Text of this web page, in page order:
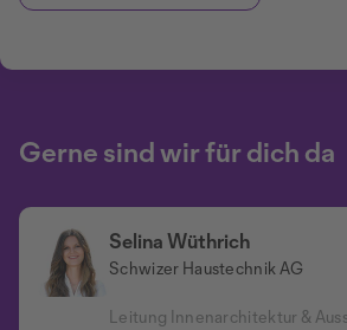
Gerne sind wir für dich da
Selina Wüthrich
Schwizer Haustechnik AG
Leitung Innenarchitektur &